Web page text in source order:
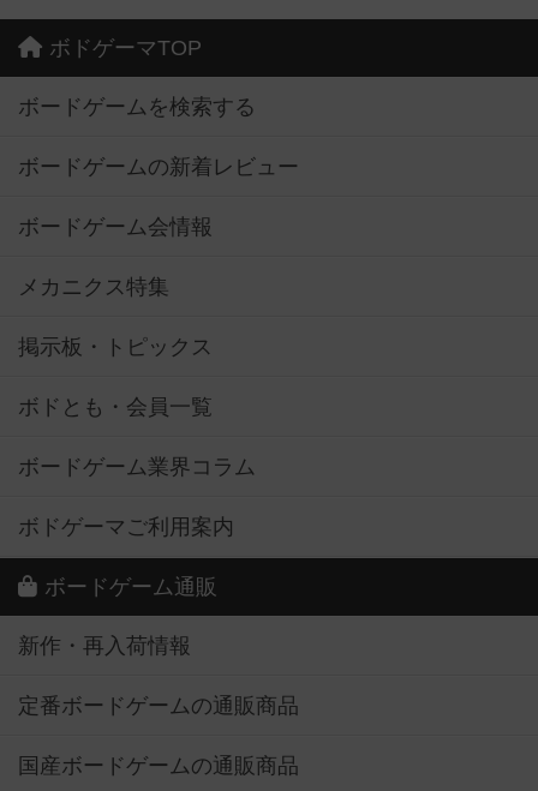
ボドゲーマTOP
ボードゲームを検索する
ボードゲームの新着レビュー
ボードゲーム会情報
メカニクス特集
掲示板・トピックス
ボドとも・会員一覧
ボードゲーム業界コラム
ボドゲーマご利用案内
ボードゲーム通販
新作・再入荷情報
定番ボードゲームの通販商品
国産ボードゲームの通販商品